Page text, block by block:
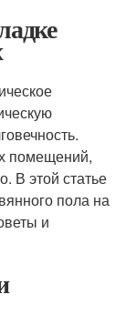
помещений,
В этой статье
пола на
и